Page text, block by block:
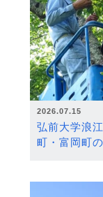
2026.07.15
弘前大学浪
町・富岡町